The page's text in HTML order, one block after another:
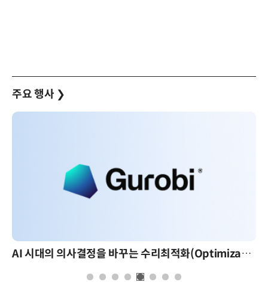
주요 행사 ❯
AI 시대의 의사결정을 바꾸는 수리최적화(Optimization): 실제 산업 적용 사례와 활용 전략